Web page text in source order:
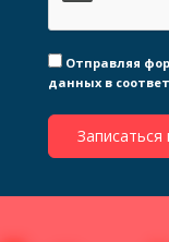
Отправляя
данных в
Записаться